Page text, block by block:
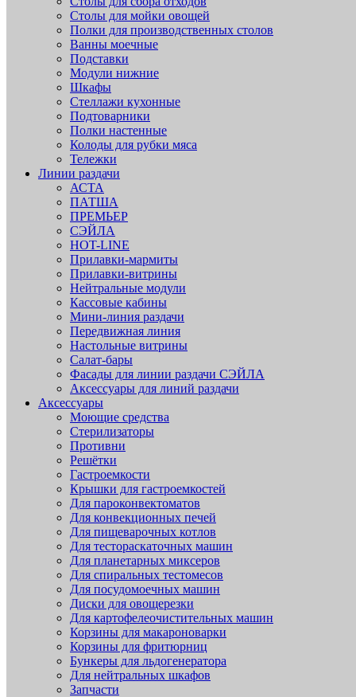
Столы для мойки овощей
Полки для производственных столов
Ванны моечные
Подставки
Модули нижние
Шкафы
Стеллажи кухонные
Подтоварники
Полки настенные
Колоды для рубки мяса
Тележки
Линии раздачи
АСТА
ПАТША
ПРЕМЬЕР
СЭЙЛА
HOT-LINE
Прилавки-мармиты
Прилавки-витрины
Нейтральные модули
Кассовые кабины
Мини-линия раздачи
Передвижная линия
Настольные витрины
Салат-бары
Фасады для линии раздачи СЭЙЛА
Аксессуары для линий раздачи
Аксессуары
Моющие средства
Стерилизаторы
Противни
Решётки
Гастроемкости
Крышки для гастроемкостей
Для пароконвектоматов
Для конвекционных печей
Для пищеварочных котлов
Для тестораскаточных машин
Для планетарных миксеров
Для спиральных тестомесов
Для посудомоечных машин
Диски для овощерезки
Для картофелеочистительных машин
Корзины для макароноварки
Корзины для фритюрниц
Бункеры для льдогенератора
Для нейтральных шкафов
Запчасти